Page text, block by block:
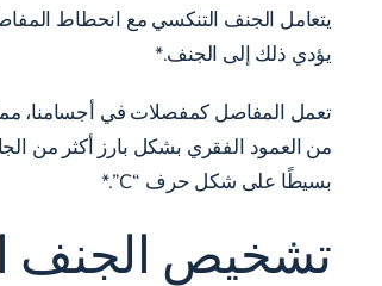
يتعامل الجنف التنكسي مع انحطاط
يؤدي ذلك إلى الجنف.*
تعمل المفاصل كمفصلات في أجسامنا، مما
من العمود الفقري بشكل بارز أكثر من
بسيطًا على شكل حرف “C”.*
تشخيص الجنف